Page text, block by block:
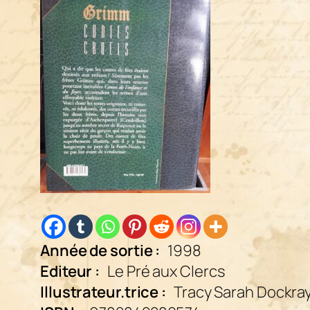
Année de sortie : 1998
Editeur : Le Pré aux Clercs
Illustrateur.trice : Tracy Sarah